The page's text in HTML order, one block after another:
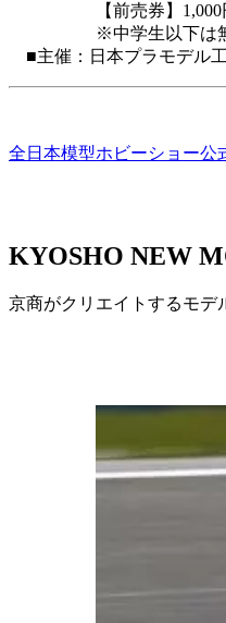
【前売券】1,000円
※中学生以下は無
■主催：日本プラモデル
全日本模型ホビーショー公
KYOSHO NEW
京商がクリエイトするモデ